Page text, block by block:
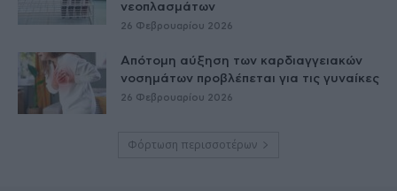
νεοπλασμάτων
26 Φεβρουαρίου 2026
Απότομη αύξηση των καρδιαγγειακών
νοσημάτων προβλέπεται για τις γυναίκες
26 Φεβρουαρίου 2026
Φόρτωση περισσοτέρων